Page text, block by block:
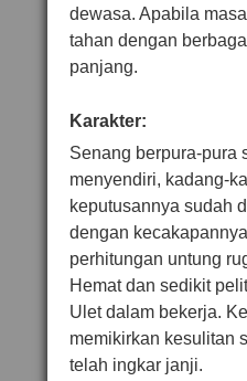
dewasa. Apabila
tahan dengan
panjang.
Karakter:
Senang berpura-pura
menyendiri, kadang-
keputusannya sudah
dengan
perhitungan untung
Hemat dan sedikit
Ulet dalam bekerja.
memikirkan kesulitan
telah ingkar janji.